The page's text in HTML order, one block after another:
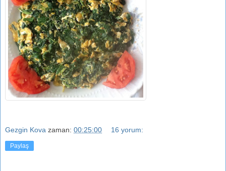
Gezgin Kova zaman: 00:25:00 16 yorum:
Paylaş